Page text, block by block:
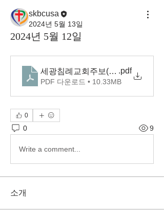
skbcusa
2024년 5월 13일
2024년 5월 12일
세광침례교회주보(2024.05.12)
.pdf
PDF 다운로드 • 10.33MB
0
0 9
Write a comment...
소개